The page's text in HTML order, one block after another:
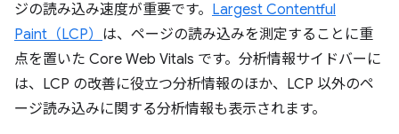
ジの読み込み速度が重要です。 Largest Contentful
Paint（LCP） は、ページの読み込みを測定することに重
点を置いた Core Web Vitals です。分析情報サイドバーに
は、LCP の改善に役立つ分析情報のほか、LCP 以外のペ
ージ読み込みに関する分析情報も表示されます。